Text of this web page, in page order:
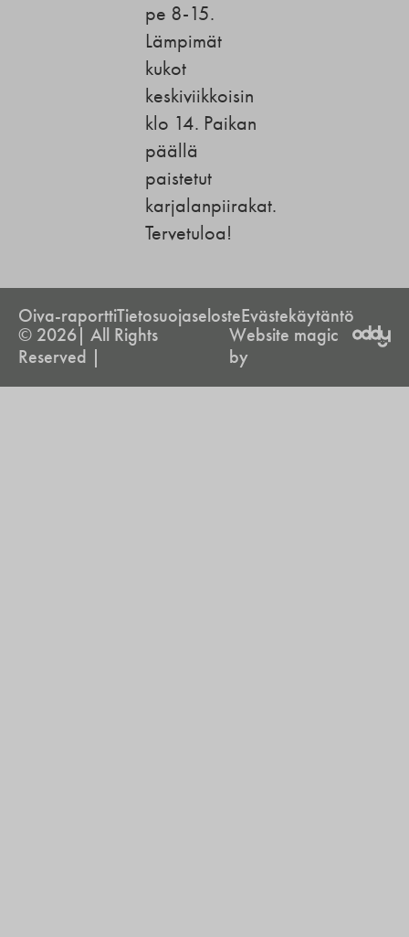
pe 8-15.
Lämpimät
kukot
keskiviikkoisin
klo 14. Paikan
päällä
paistetut
karjalanpiirakat.
Tervetuloa!
Oiva-raporttiTietosuojaselosteEvästekäytäntö
© 2026| All Rights
Reserved |
Website magic
by